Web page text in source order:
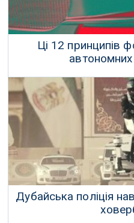
Ці 12 принципів
автономних
Одинадцять компаній
керівництві з розробки
04
Дубайська поліція